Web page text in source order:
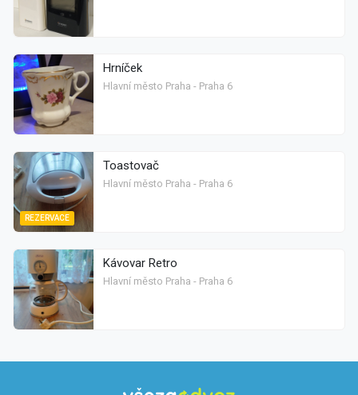
Hrníček
Hlavní město Praha - Praha 6
REZERVACE
Toastovač
Hlavní město Praha - Praha 6
Kávovar Retro
Hlavní město Praha - Praha 6